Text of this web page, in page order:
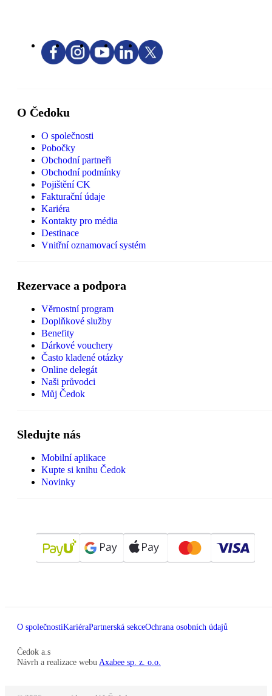
O Čedoku
O společnosti
Pobočky
Obchodní partneři
Obchodní podmínky
Pojištění CK
Fakturační údaje
Kariéra
Kontakty pro média
Destinace
Vnitřní oznamovací systém
Rezervace a podpora
Věrnostní program
Doplňkové služby
Benefity
Dárkové vouchery
Často kladené otázky
Online delegát
Naši průvodci
Můj Čedok
Sledujte nás
Mobilní aplikace
Kupte si knihu Čedok
Novinky
O společnostiKariéraPartnerská sekceOchrana osobních údajů
Čedok a.s
Návrh a realizace webu Axabee sp. z. o.o.